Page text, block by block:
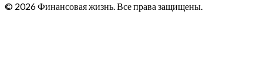
© 2026 Финансовая жизнь. Все права защищены.